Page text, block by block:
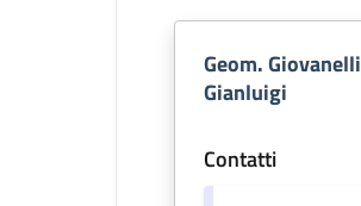
Geom. Giovanelli
Gianluigi
Contatti